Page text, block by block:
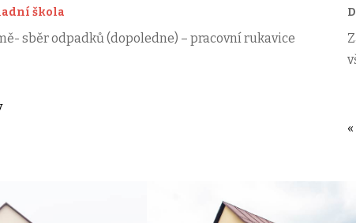
škola
sběr odpadků (dopoledne) – pracovní rukavice